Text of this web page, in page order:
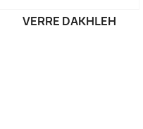
VERRE DAKHLEH